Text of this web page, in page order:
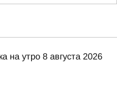
на утро 8 августа 2026